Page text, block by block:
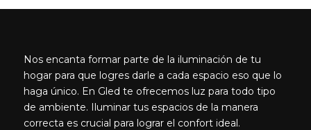
Nos encanta formar parte de la iluminación de tu
hogar para que logres darle a cada espacio eso que lo
haga único. En Gled te ofrecemos luz para todo tipo
de ambiente. Iluminar tus espacios de la manera
correcta es crucial para lograr el confort ideal.